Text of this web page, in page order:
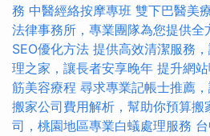
務 中醫經絡按摩專班 雙下巴醫美
法律事務所，專業團隊為您提供全
SEO優化方法 提供高效清潔服務
理之家，讓長者安享晚年 提升網
筋美容療程 尋求專業記帳士推薦
搬家公司費用解析，幫助你預算搬
司，桃園地區專業白蟻處理服務